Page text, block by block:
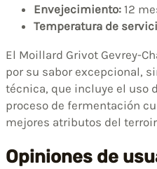
Envejecimiento: 12
Temperatura de
El Moillard Grivot Gevrey-
por su sabor excepcional,
técnica, que incluye el uso
proceso de fermentación
mejores atributos del
Opiniones de